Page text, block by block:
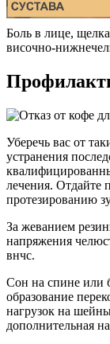
Боль в лице,
височно-
Уберечь вас от
устранения
лечения. Отдайте
протезированию
За жеванием
напряжения
внчс.
Сон на спине или
образование
нагрузок на
дополнительная